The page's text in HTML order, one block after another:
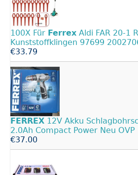
100X Für Ferrex Aldi FAR 20-1
Kunststoffklingen 97699
€33.79
FERREX 12V Akku
2.0Ah Compact Power Neu OVP
€37.00